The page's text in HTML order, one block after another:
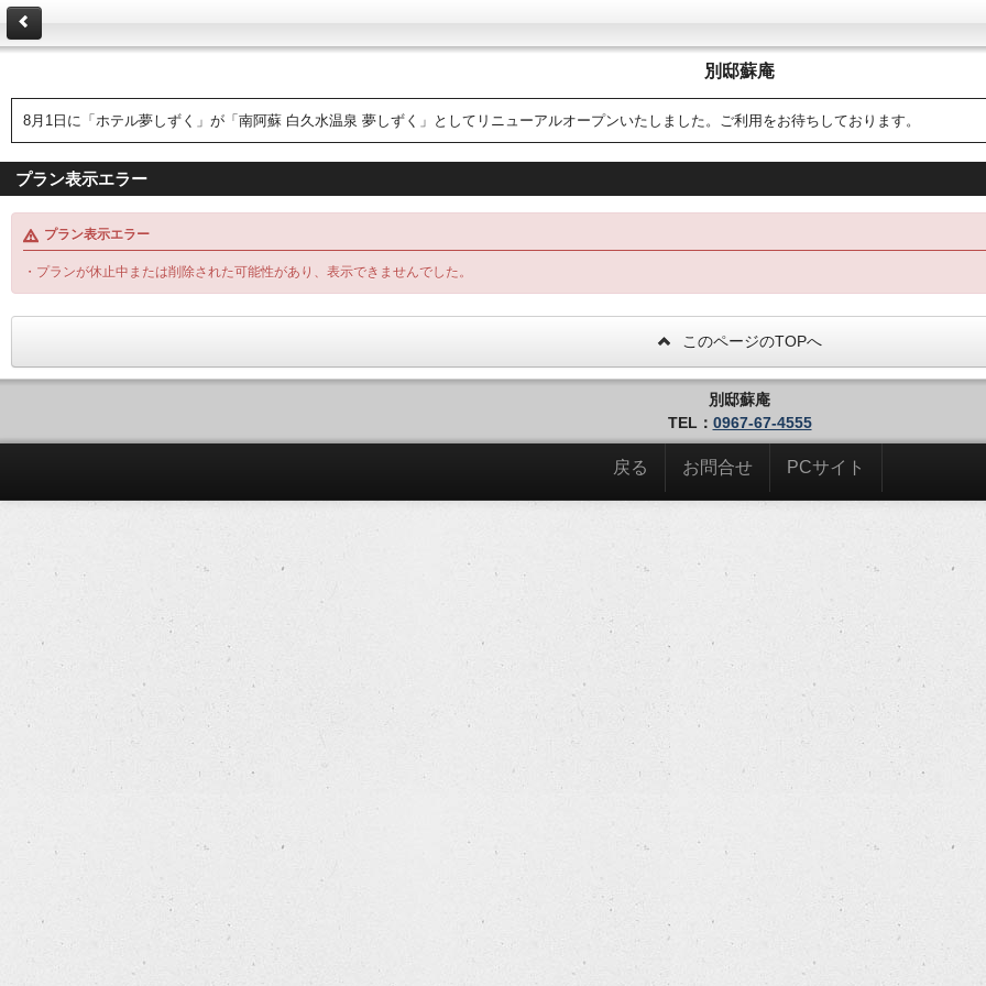
別邸蘇庵
8月1日に「ホテル夢しずく」が「南阿蘇 白久水温泉 夢しずく」としてリニューアルオープンいたしました。ご利用をお待ちしております。
プラン表示エラー
プラン表示エラー
・プランが休止中または削除された可能性があり、表示できませんでした。
このページのTOPへ
別邸蘇庵
TEL： 0967-67-4555
戻る お問合せ PCサイト